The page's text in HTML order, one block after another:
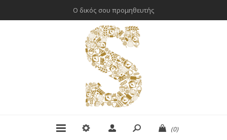
Ο δικός σου προμηθευτής
(0)